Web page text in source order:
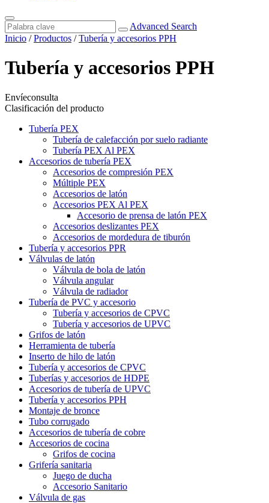
Advanced Search
Inicio /Productos /Tubería y accesorios PPH
Tubería y accesorios PPH
Envíeconsulta
Clasificación del producto
Tubería PEX
Tubería de calefacción por suelo radiante
Tubería PEX Al PEX
Accesorios de tubería PEX
Accesorios de compresión PEX
Múltiple PEX
Accesorios de latón
Accesorios PEX Al PEX
Accesorio de prensa de latón PEX
Accesorios deslizantes PEX
Accesorios de mordedura de tiburón
Tubería y accesorios PPR
Válvulas de latón
Válvula de bola de latón
Válvula angular
Válvula de radiador
Tubería de PVC y accesorio
Tubería y accesorios de CPVC
Tubería y accesorios de UPVC
Grifos de latón
Herramienta de tubería
Inserto de hilo de latón
Tubería y accesorios de CPVC
Tuberías y accesorios de HDPE
Accesorios de tubería de UPVC
Tubería y accesorios PPH
Montaje de bronce
Tubo corrugado
Accesorios de tubería de cobre
Accesorios de cocina
Grifos de cocina
Grifería sanitaria
Juego de ducha
Accesorio Sanitario
Válvula de gas